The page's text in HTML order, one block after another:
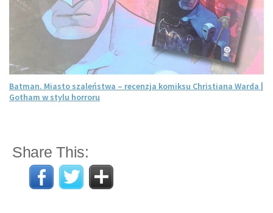
Batman. Miasto szaleństwa – recenzja komiksu Christiana Warda |
Gotham w stylu horroru
Share This: